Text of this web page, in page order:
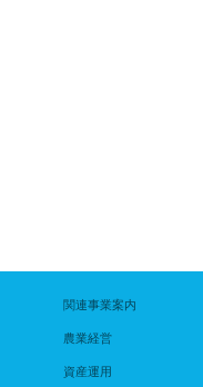
関連事業案内
農業経営
資産運用